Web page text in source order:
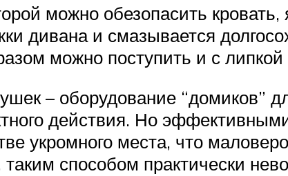
можно обезопасить
дивана и смазывается
можно поступить и с липкой
– оборудование “домиков”
действия. Но
укромного места, что
способом практически